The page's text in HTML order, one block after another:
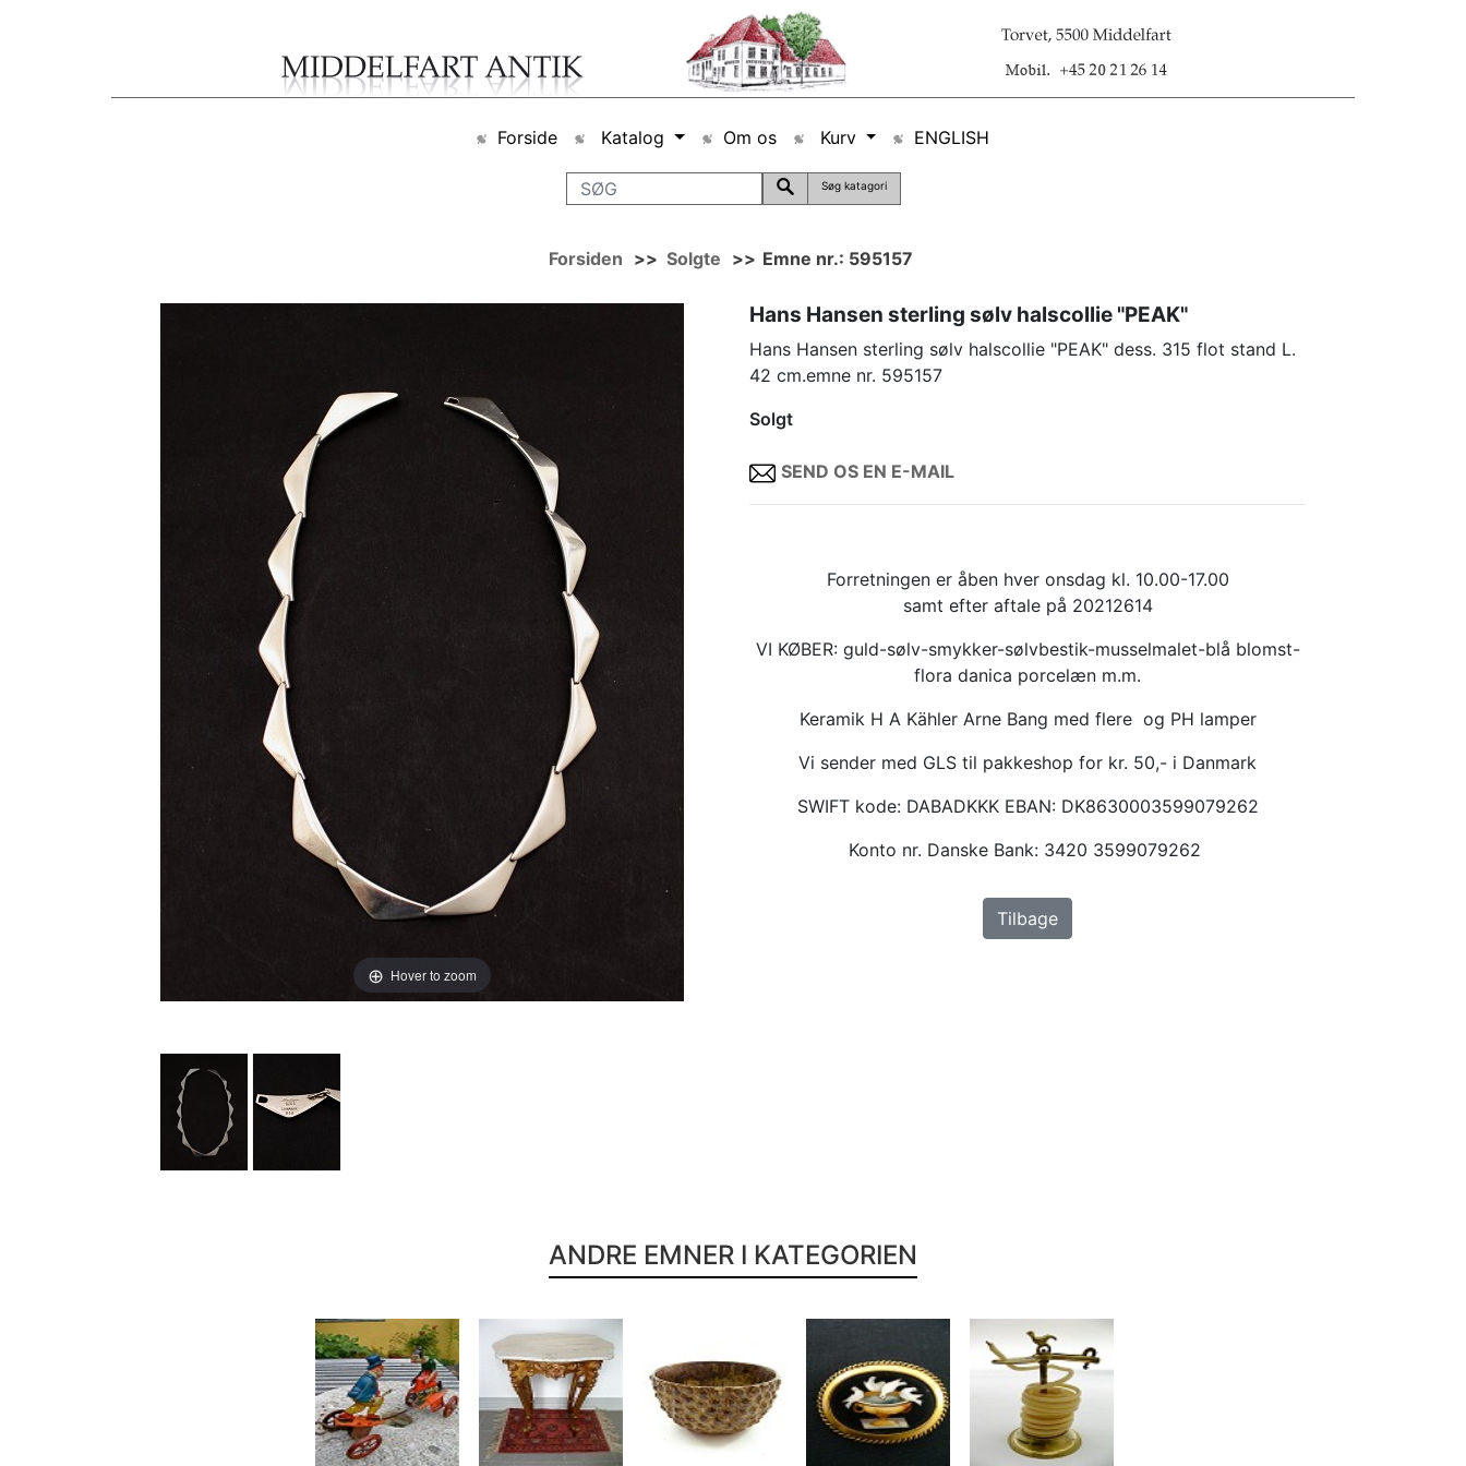
Forside Katalog Om os Kurv ENGLISH
Søg katagori
Forsiden >> Solgte >> Emne nr.: 595157
Hover to zoom
Hans Hansen sterling sølv halscollie "PEAK"
Hans Hansen sterling sølv halscollie "PEAK" dess. 315 flot stand L.
42 cm.emne nr. 595157
Solgt
SEND OS EN E-MAIL
Forretningen er åben hver onsdag kl. 10.00-17.00
samt efter aftale på 20212614
VI KØBER: guld-sølv-smykker-sølvbestik-musselmalet-blå blomst-
flora danica porcelæn m.m.
Keramik H A Kähler Arne Bang med flere og PH lamper
Vi sender med GLS til pakkeshop for kr. 50,- i Danmark
SWIFT kode: DABADKKK EBAN: DK8630003599079262
Konto nr. Danske Bank: 3420 3599079262
Tilbage
ANDRE EMNER I KATEGORIEN